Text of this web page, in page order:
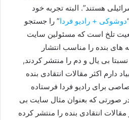
هستند”. البته تجربه خود
دوشوکی + رادیو فردا” را جستجو
تلخ است که مسئولین سایت
های بنده را مناسب انتشار
بی یال و دم را منتشر کردند,
دارم اکثر مقالات انتقادی بنده
برای رادیو فردا فرستاده
در صورتی که بعنوان مثال سایت بی
انتقادی بنده را منتشر کرده